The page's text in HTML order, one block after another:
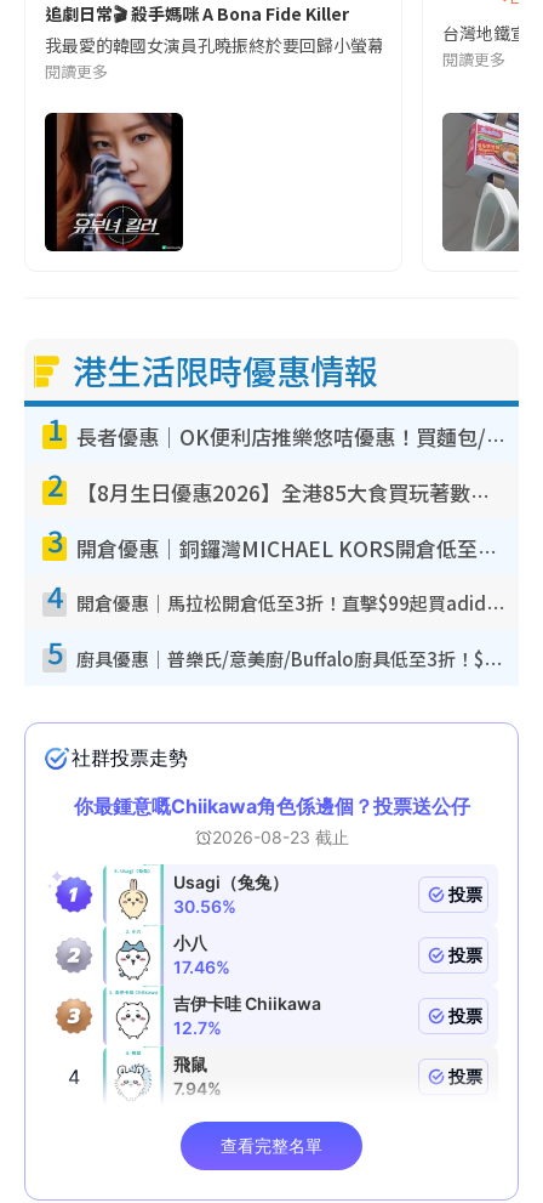
追劇日常🎬 殺手媽咪 A Bona Fide Killer
我最愛的韓國女演員孔曉振終於要回歸小螢幕啦!這次的劇本改編
閱讀更多
台灣地鐵宣
閱讀更多
港生活限時優惠情報
1 長者優惠｜OK便利店推樂悠咭優惠！買麵包/牛奶/保健品拍卡即減
2 【8月生日優惠2026】全港85大食買玩著數攻略 自助餐/火鍋放題同行免費＋誠品/DONKI送現金券
3 開倉優惠｜銅鑼灣MICHAEL KORS開倉低至17折！直擊$500起買手袋/銀包/鞋款 必買經典Jet Set系列
4 開倉優惠｜馬拉松開倉低至3折！直擊$99起買adidas／New Balance／Puma鞋款 STANLEY保溫杯劈價至$119起
5 廚具優惠｜普樂氏/意美廚/Buffalo廚具低至3折！$89起買煎鍋／炒鑊／個人鍋 同場小家電激減至$99起